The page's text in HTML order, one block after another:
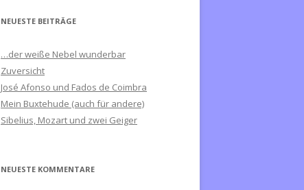
h
n
a
c
h
NEUESTE BEITRÄGE
…der weiße Nebel wunderbar
Zuversicht
José Afonso und Fados de Coimbra
Mein Buxtehude (auch für andere)
Sibelius, Mozart und zwei Geiger
NEUESTE KOMMENTARE